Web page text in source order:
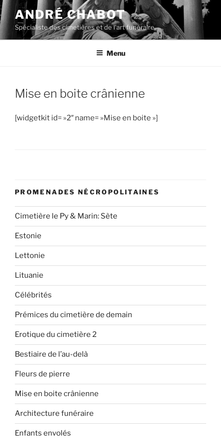
Aller
au
contenu
principal
ANDRÉ CHABOT
Spécialiste des cimetières et de l'art funéraire.
Menu
Mise en boite crânienne
[widgetkit id= »2″ name= »Mise en boite »]
PROMENADES NÉCROPOLITAINES
Cimetière le Py & Marin: Sète
Estonie
Lettonie
Lituanie
Célébrités
Prémices du cimetière de demain
Erotique du cimetière 2
Bestiaire de l’au-delà
Fleurs de pierre
Mise en boite crânienne
Architecture funéraire
Enfants envolés